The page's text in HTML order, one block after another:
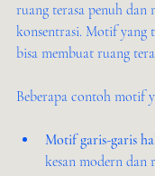
ruang terasa penuh dan
konsentrasi. Motif yang
bisa membuat ruang
Beberapa contoh motif
Motif garis-garis
kesan modern dan